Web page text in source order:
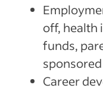
off, health
funds,
Career